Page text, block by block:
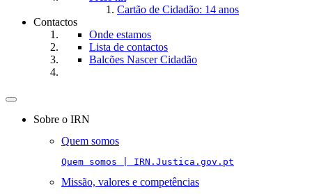
Cartão de Cidadão: 14 anos
Contactos
Onde estamos
Lista de contactos
Balcões Nascer Cidadão
Toggle
navigationSobre o IRN
Quem somos
Quem somos | IRN.Justica.gov.pt
Missão, valores e competências